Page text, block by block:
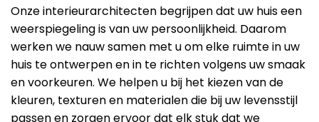
Onze interieurarchitecten begrijpen dat uw huis een
weerspiegeling is van uw persoonlijkheid. Daarom
werken we nauw samen met u om elke ruimte in uw
huis te ontwerpen en in te richten volgens uw smaak
en voorkeuren. We helpen u bij het kiezen van de
kleuren, texturen en materialen die bij uw levensstijl
passen en zorgen ervoor dat elk stuk dat we